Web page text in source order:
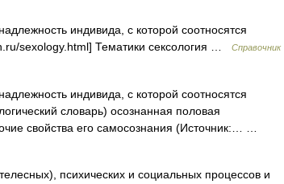
индивида, с которой соотносятся
sexology.html] Тематики сексология …
Справочник
индивида, с которой соотносятся
словарь) осознанная половая
свойства его самосознания (Источник:… …
психических и социальных процессов и